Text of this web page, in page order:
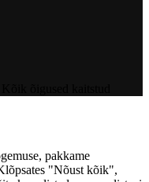
pakkame
"Nõust kõik",